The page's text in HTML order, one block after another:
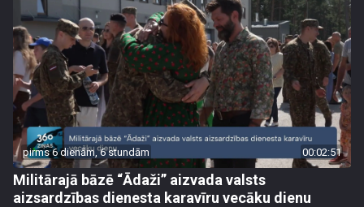
pirms 6 dienām, 6 stundām 00:02:51
Militārajā bāzē “Ādaži” aizvada valsts
aizsardzības dienesta karavīru vecāku dienu